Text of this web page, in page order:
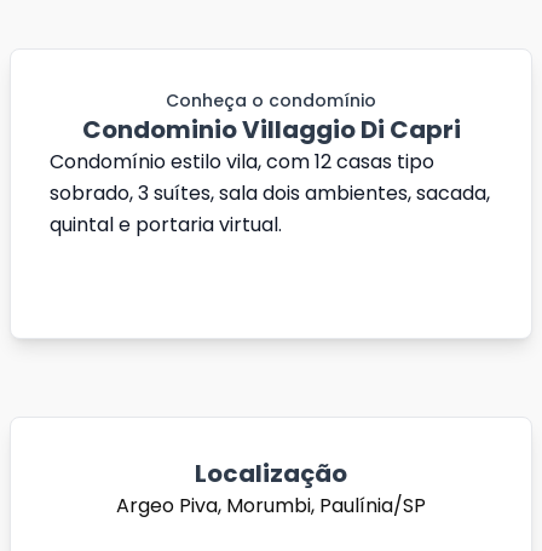
Conheça o condomínio
Condominio Villaggio Di Capri
Condomínio estilo vila, com 12 casas tipo
sobrado, 3 suítes, sala dois ambientes, sacada,
quintal e portaria virtual.
Localização
Argeo Piva, Morumbi, Paulínia/SP